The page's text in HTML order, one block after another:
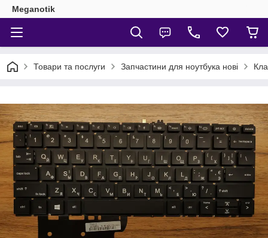
Meganotik
Товари та послуги Запчастини для ноутбука нові